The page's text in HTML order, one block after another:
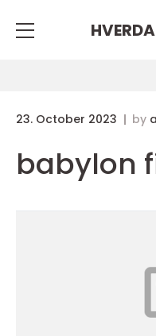
23. October 2023 by
babylon